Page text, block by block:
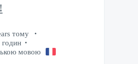
тому
мовою